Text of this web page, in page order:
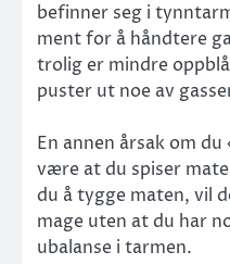
befinner seg i
ment for å håndtere
trolig er mindre
puster ut noe av
En annen årsak om
være at du spiser
du å tygge maten, vil
mage uten at du har
ubalanse i tarmen.